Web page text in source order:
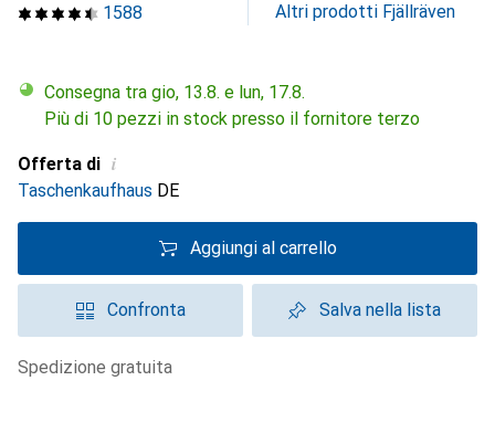
1588 Altri prodotti Fjällräven
Consegna tra gio, 13.8. e lun, 17.8.
Più di 10 pezzi in stock presso il fornitore terzo
Offerta di i
Taschenkaufhaus DE
Aggiungi al carrello
Confronta Salva nella lista
spedizione gratuita